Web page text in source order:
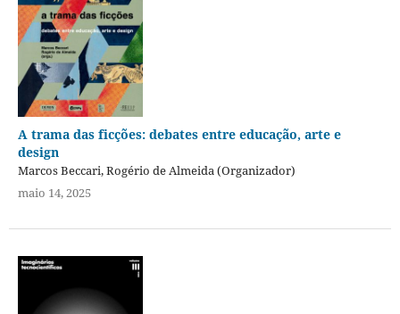
A trama das ficções: debates entre educação, arte e
design
Marcos Beccari, Rogério de Almeida (Organizador)
maio 14, 2025